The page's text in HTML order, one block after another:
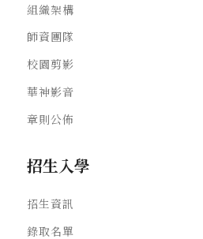
組織架構
師資團隊
校園剪影
華神影音
章則公佈
招生入學
招生資訊
錄取名單